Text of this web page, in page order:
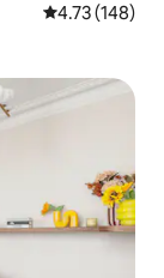
平均评分 4.73
4.73 (148)